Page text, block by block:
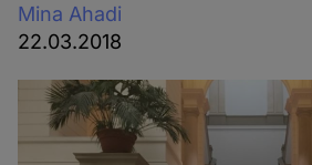
Mina Ahadi
22.03.2018